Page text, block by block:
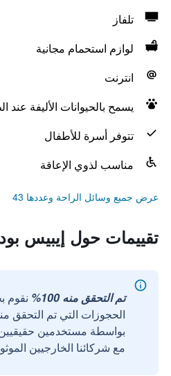
تلفاز
لوازم استحمام مجانية
انترنت
يسمح بالحيوانات الأليفة
تتوفر أسرة للأطفال
مناسب لذوي الإعاقة
عرض جميع وسائل الراحة وعددها 43
تقييمات حول إيبيس
تم التحقق منه 100%
نقوم
الحجوزات التي تم التحقق
مع شركائنا الخارجيين